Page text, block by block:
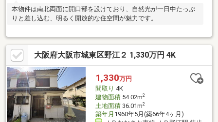
本物件は南北両面に開口部を設けており、自然光が一日中たっぷ
りと差し込む、明るく開放的な住空間が魅力です。
大阪府大阪市城東区野江２ 1,330万円 4K
1,330万円
間取り 4K
建物面積54.02m2
土地面積36.01m2
築年月 1960年5月(築66年4ヶ月)